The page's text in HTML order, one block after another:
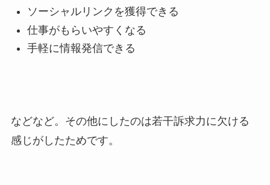
ソーシャルリンクを獲得できる
仕事がもらいやすくなる
手軽に情報発信できる
などなど。その他にしたのは若干訴求力に欠ける
感じがしたためです。